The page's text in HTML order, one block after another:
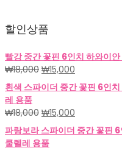
할인상품
빨강 중간 꽃핀 6인치 하와이
₩18,000 원
래
가
격:
₩18,000.
₩15,000
재
가
₩15,000.
흰색 스파이더 중간 꽃핀 6인
레 용품
₩18,000 원
래
가
₩15,000
재
가
파랑보라 스파이더 중간 꽃핀
쿨렐레 용품